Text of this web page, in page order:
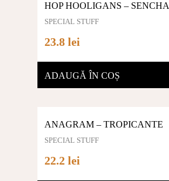
HOP HOOLIGANS – SENCHA
SPECIAL STUFF
23.8 lei
ADAUGĂ ÎN COȘ
ANAGRAM – TROPICANTE
SPECIAL STUFF
22.2 lei